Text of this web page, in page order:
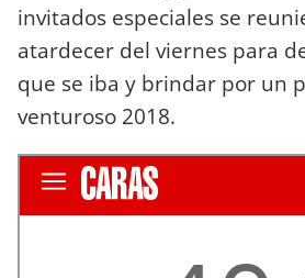
invitados especiales se
atardecer del viernes para
que se iba y brindar por un
venturoso 2018.